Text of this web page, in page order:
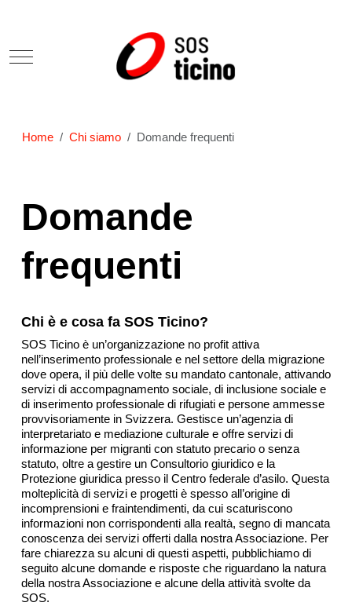
Mobile Menu Toggle
Home Chi siamo Domande frequenti
Domande
frequenti
Chi è e cosa fa SOS Ticino?
SOS Ticino è un’organizzazione no profit attiva
nell’inserimento professionale e nel settore della migrazione
dove opera, il più delle volte su mandato cantonale, attivando
servizi di accompagnamento sociale, di inclusione sociale e
di inserimento professionale di rifugiati e persone ammesse
provvisoriamente in Svizzera. Gestisce un’agenzia di
interpretariato e mediazione culturale e offre servizi di
informazione per migranti con statuto precario o senza
statuto, oltre a gestire un Consultorio giuridico e la
Protezione giuridica presso il Centro federale d’asilo. Questa
molteplicità di servizi e progetti è spesso all’origine di
incomprensioni e fraintendimenti, da cui scaturiscono
informazioni non corrispondenti alla realtà, segno di mancata
conoscenza dei servizi offerti dalla nostra Associazione. Per
fare chiarezza su alcuni di questi aspetti, pubblichiamo di
seguito alcune domande e risposte che riguardano la natura
della nostra Associazione e alcune della attività svolte da
SOS.